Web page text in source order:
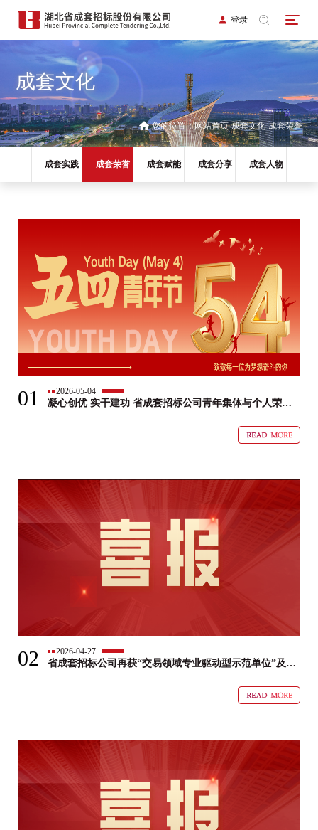
登录
成套文化
您的位置：网站首页 成套文化 成套荣誉
成套实践 成套荣誉 成套赋能 成套分享 成套人物
01 2026-05-04
凝心创优 实干建功 省成套招标公司青年集体与个人荣获
02 2026-04-27
省成套招标公司再获“交易领域专业驱动型示范单位”及多